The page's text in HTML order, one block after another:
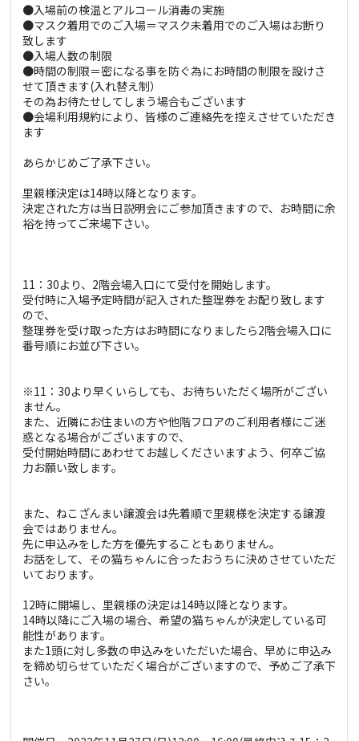
●入場前の検温とアルコール消毒の実施
●マスク着用でのご入場＝マスク未着用でのご入場はお断り
致します
●入場人数の制限
●時間の制限＝密になる事を防ぐ為にお時間の制限を設けさ
せて頂きます(入れ替え制）
その為お待たせしてしまう場合もございます
●会場利用規約により、皆様のご連絡先を控えさせていただき
ます
あらかじめご了承下さい。
里親様決定は14時以降となります。
決定された方は当日説明会にご参加頂きますので、お時間に余
裕を持ってご来場下さい。
11：30より、2階会場入口にて受付を開始します。
受付時に入場予定時間が記入された整理券をお配り致します
ので、
整理券を受け取った方はお時間になりましたら2階会場入口に
番号順にお並び下さい。
※11：30より早くいらしても、お待ちいただく場所がござい
ません。
また、近隣にお住まいの方や他階フロアのご利用者様にご迷
惑となる場合がございますので、
受付開始時間にあわせてお越しくださいますよう、何卒ご協
力お願い致します。
また、ねこざんまい譲渡会は先着順で里親様を決定する譲渡
会ではありません。
先に申込みをした方を優先することもありません。
お話をして、その猫ちゃんに合ったおうちに決めさせていただ
いております。
12時に開場し、里親様の決定は14時以降となります。
14時以降にご入場の場合、希望の猫ちゃんが決定している可
能性があります。
また1頭に対し多数の申込みをいただいた場合、早めに申込み
を締め切らせていただく場合がございますので、予めご了承下
さい。